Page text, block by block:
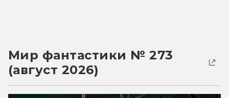
Мир фантастики № 273
(август 2026)